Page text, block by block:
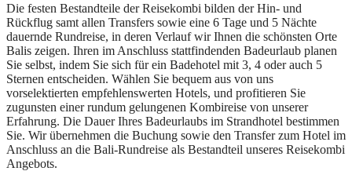
Die festen Bestandteile der Reisekombi bilden der Hin- und
Rückflug samt allen Transfers sowie eine 6 Tage und 5 Nächte
dauernde Rundreise, in deren Verlauf wir Ihnen die schönsten Orte
Balis zeigen. Ihren im Anschluss stattfindenden Badeurlaub planen
Sie selbst, indem Sie sich für ein Badehotel mit 3, 4 oder auch 5
Sternen entscheiden. Wählen Sie bequem aus von uns
vorselektierten empfehlenswerten Hotels, und profitieren Sie
zugunsten einer rundum gelungenen Kombireise von unserer
Erfahrung. Die Dauer Ihres Badeurlaubs im Strandhotel bestimmen
Sie. Wir übernehmen die Buchung sowie den Transfer zum Hotel im
Anschluss an die Bali-Rundreise als Bestandteil unseres Reisekombi
Angebots.